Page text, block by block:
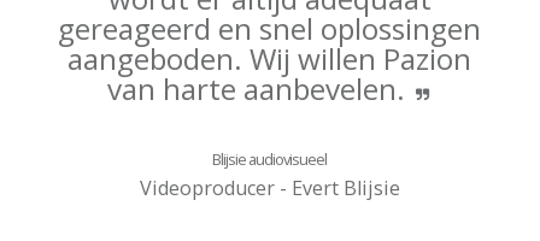
gereageerd en snel oplossingen
aangeboden. Wij willen Pazion
van harte aanbevelen.
Blijsie audiovisueel
Videoproducer - Evert Blijsie